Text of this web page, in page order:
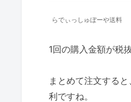
らでぃっしゅぼーや送料
1回の購入金額が税
まとめて注文する
利ですね。